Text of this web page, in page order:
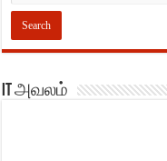
IT அவலம்